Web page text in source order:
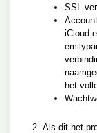
SSL
iCloud-
het
Als dit het